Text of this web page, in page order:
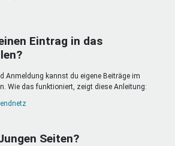
Eintrag in das
Anmeldung kannst du eigene Beiträge im
Wie das funktioniert, zeigt diese Anleitung:
Seiten?